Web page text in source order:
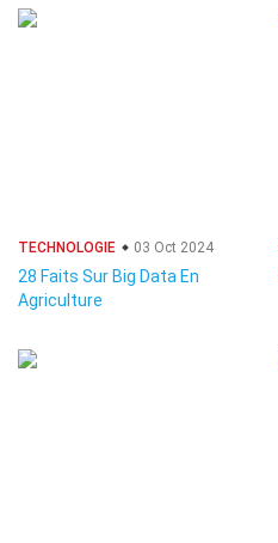
TECHNOLOGIE 03 Oct 2024
28 Faits Sur Big Data En
Agriculture